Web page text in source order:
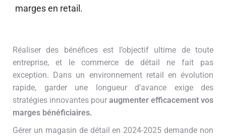
marges en retail.
Réaliser des bénéfices est l’objectif ultime de toute
entreprise, et le commerce de détail ne fait pas
exception. Dans un environnement retail en évolution
rapide, garder une longueur d’avance exige des
stratégies innovantes pour augmenter efficacement vos
marges bénéficiaires.
Gérer un magasin de détail en 2024-2025 demande non